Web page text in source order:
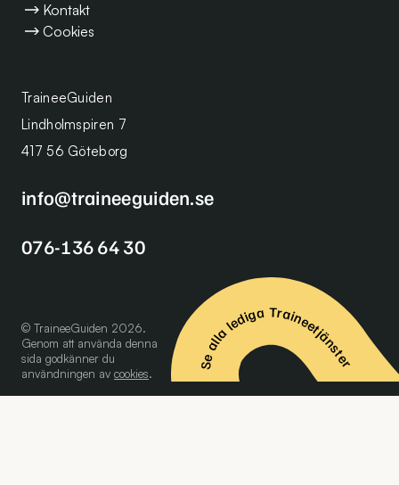
TraineeGuiden
Lindholmspiren 7
417 56 Göteborg
info@traineeguiden.se
076-136 64 30
Kontakt
Cookies
© TraineeGuiden 2026.
Genom att använda denna
sida godkänner du
användningen av cookies.
Se alla lediga Traineetjänster